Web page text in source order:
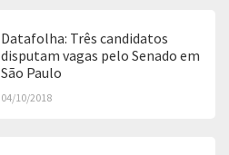
Datafolha: Três candidatos
disputam vagas pelo Senado em
São Paulo
04/10/2018